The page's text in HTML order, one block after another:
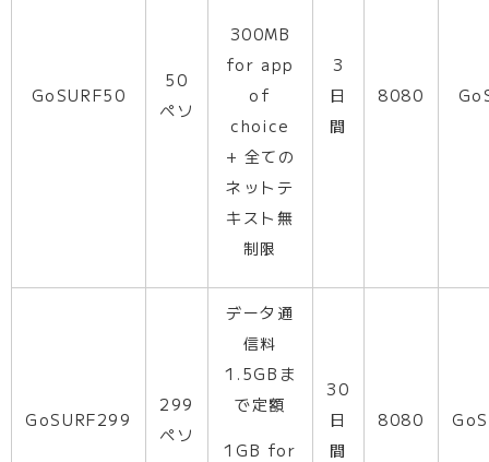
GoSURF50
50
ペソ
300MB
for app
of
choice
+ 全ての
ネットテ
キスト無
制限
3
日
間
8080
GoSURF299
299
ペソ
データ通
信料
1.5GBま
で定額
1GB for
30
日
間
8080